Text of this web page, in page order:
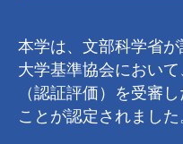
本学は、文部科学省
大学基準協会におい
（認証評価）を受審
ことが認定されました